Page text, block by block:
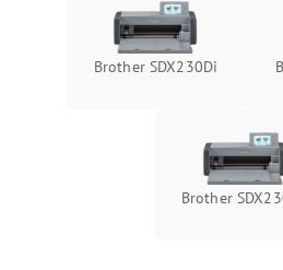
Brother SDX230Di
Brother